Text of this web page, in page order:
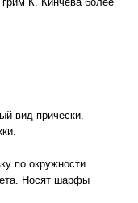
вид прически.
по окружности
Носят шарфы